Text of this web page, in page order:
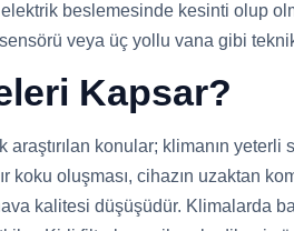
beslemesinde kesinti olup
veya üç yollu vana gibi
Kapsar?
araştırılan konular; klimanın yeterli
koku oluşması, cihazın uzaktan
kalitesi düşüşüdür. Klimalarda